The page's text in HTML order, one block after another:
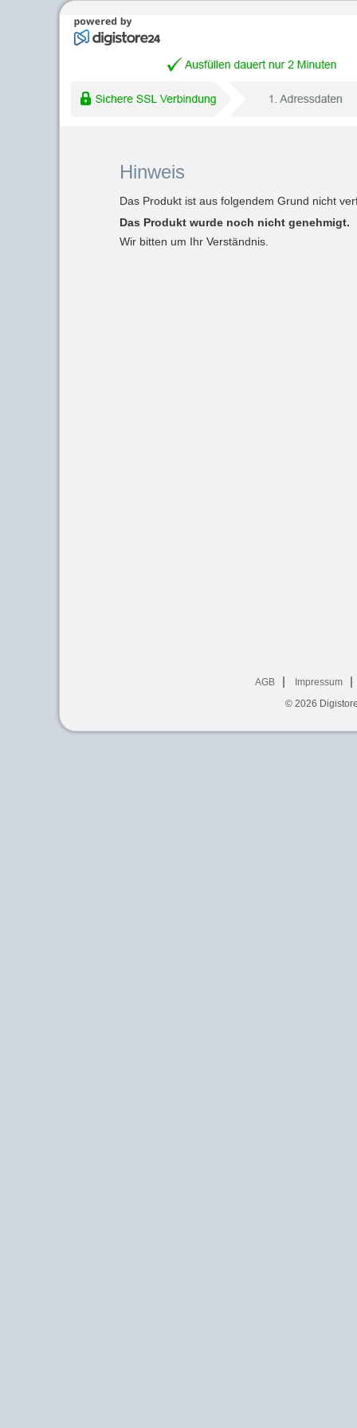
Hinweis
Das Produkt ist aus folgendem Grund nicht
Das Produkt wurde noch nicht genehmigt.
Wir bitten um Ihr Verständnis.
AGB
Impressum
© 2026